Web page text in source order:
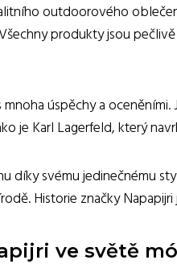
outdoorového
produkty jsou
mnoha úspěchy a
je Karl Lagerfeld, který
díky svému jedinečnému
Historie značky
ve světě